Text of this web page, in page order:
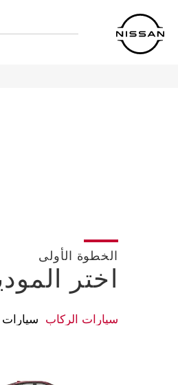
المحتوى
الرئيسي
اختر
الخطوة الأولى
سيارات الركاب سيارات